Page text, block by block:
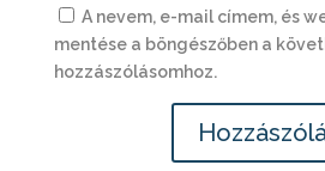
A nevem, e-mail címem, és
mentése a böngészőben a
hozzászólásomhoz.